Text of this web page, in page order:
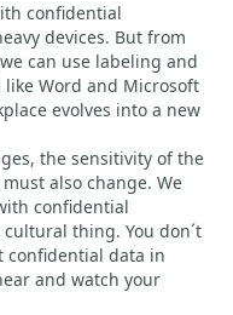
confidential
devices. But from
can use labeling and
Word and Microsoft
evolves into a new
the sensitivity of the
also change. We
confidential
thing. You don´t
confidential data in
and watch your